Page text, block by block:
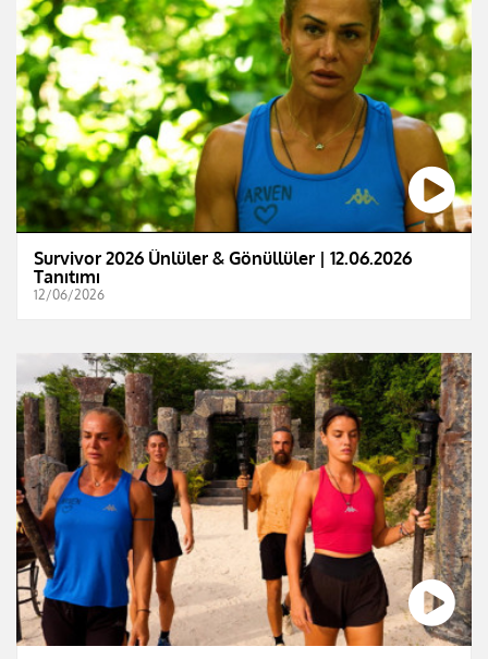
Survivor 2026 Ünlüler & Gönüllüler | 12.06.2026
Tanıtımı
12/06/2026